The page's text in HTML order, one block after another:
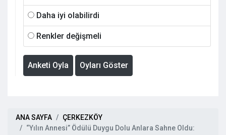
Daha iyi olabilirdi
Renkler değişmeli
Anketi Oyla Oyları Göster
ANA SAYFA
ÇERKEZKÖY
“Yılın Annesi” Ödülü Duygu Dolu Anlara Sahne Oldu: